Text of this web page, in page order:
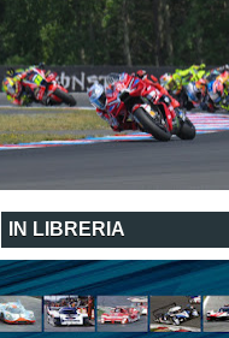
IN LIBRERIA